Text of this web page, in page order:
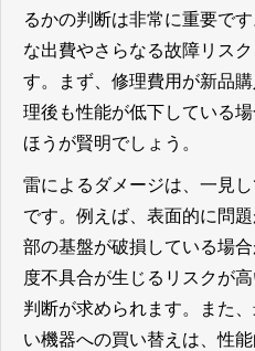
るかの判断は非常に重要で
な出費やさらなる故障リス
す。まず、修理費用が新品
理後も性能が低下している
ほうが賢明でしょう。
雷によるダメージは、一見
です。例えば、表面的に問
部の基盤が破損している場
度不具合が生じるリスクが
判断が求められます。また
い機器への買い替えは、性